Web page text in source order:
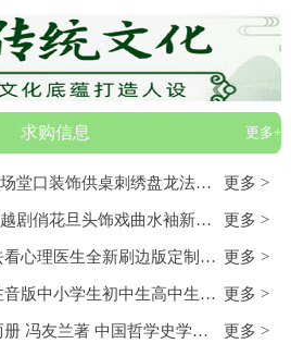
求购信息 更多+
新款道家用品托盘幡道场堂口装饰供桌刺绣盘龙法器香盘幡全套 更多 >
戏服装女花旦京剧戏剧越剧俏花旦头饰戏曲水袖新款黄梅戏服演出服 更多 >
西西弗书店 蛤蟆先生去看心理医生全新刷边版定制书特装书收藏书蛤蟆先生去看心理医生(纪念版) 白边版本 心理学入门 零基础心理学 更多 >
诗经全集原著完整版 注音版中小学生初中生高中生成人无删减305首诗经楚辞详解版拼音注析 中华藏书局译注解析鉴赏古诗词诠译书 更多 >
当当网 中国哲学史全两册 冯友兰著 中国哲学史学科的奠基之作 附录《中国哲学小史》 冯友兰之女宗璞首肯 正版书籍 更多 >